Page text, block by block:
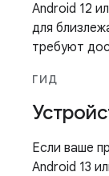
Android 12
для
требуют
ГИД
Если ваше
Android 13